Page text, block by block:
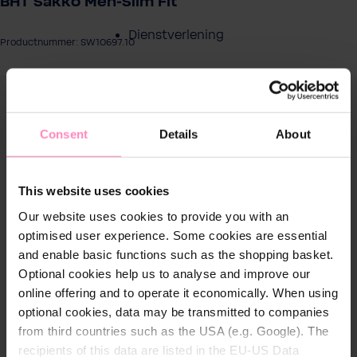
Consent Details About
This website uses cookies
Our website uses cookies to provide you with an
optimised user experience. Some cookies are essential
and enable basic functions such as the shopping basket.
Optional cookies help us to analyse and improve our
online offering and to operate it economically. When using
optional cookies, data may be transmitted to companies
from third countries such as the USA (e.g. Google). The
recipients of this data are listed in the EU-US Data
Dienstverlening
Productnummer: SW10697.10